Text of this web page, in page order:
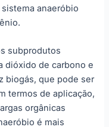
anaeróbio
subprodutos
dióxido de carbono e
biogás, que pode ser
termos de aplicação,
orgânicas
é mais